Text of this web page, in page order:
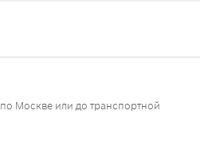
по Москве или до транспортной